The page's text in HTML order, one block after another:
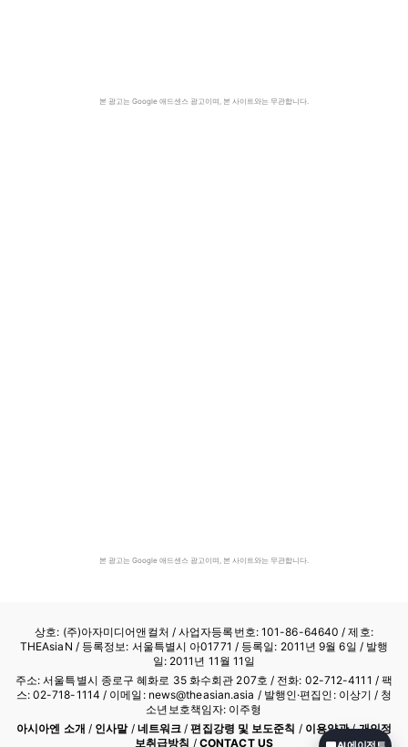
본 광고는 Google 애드센스 광고이며, 본 사이트와는 무관합니다.
본 광고는 Google 애드센스 광고이며, 본 사이트와는 무관합니다.
상호: (주)아자미디어앤컬처 /사업자등록번호: 101-86-64640 / 제호:
THEAsiaN / 등록정보: 서울특별시 아01771 / 등록일: 2011년 9월 6일 / 발행
일: 2011년 11월 11일
주소: 서울특별시 종로구 혜화로 35 화수회관 207호 / 전화: 02-712-4111 / 팩
스: 02-718-1114 / 이메일: news@theasian.asia / 발행인·편집인: 이상기 / 청
소년보호책임자: 이주형
아시아엔 소개 / 인사말/ 네트워크 /편집강령 및 보도준칙 / 이용약관/개인정
보취급방침 / CONTACT US